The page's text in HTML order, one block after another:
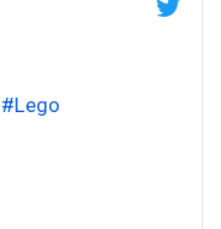
#Lego